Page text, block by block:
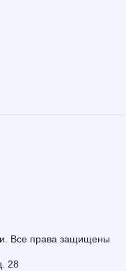
Все права защищены
28